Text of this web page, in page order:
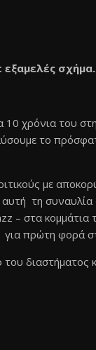
εξαμελές σχήμα.
χρόνια του
το
με
αυτή τη
– στα κομμάτια
για πρώτη φορά
διαστήματος